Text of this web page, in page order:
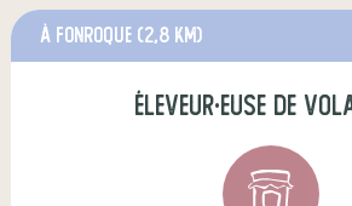
à fonroque (2,8 km)
éleveur·euse de